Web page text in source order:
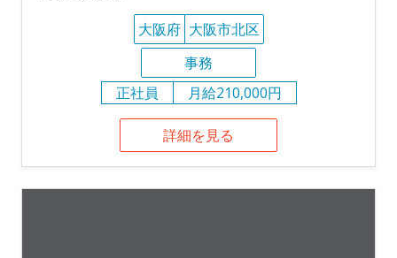
大阪府 大阪市北区
事務
正社員
月給210,000円
詳細を見る